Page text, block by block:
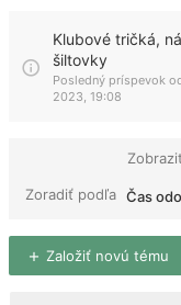
Klubové tričká,
šiltovky
Posledný príspevok
2023, 19:08
Zoradiť podľa Čas
Založiť novú tému